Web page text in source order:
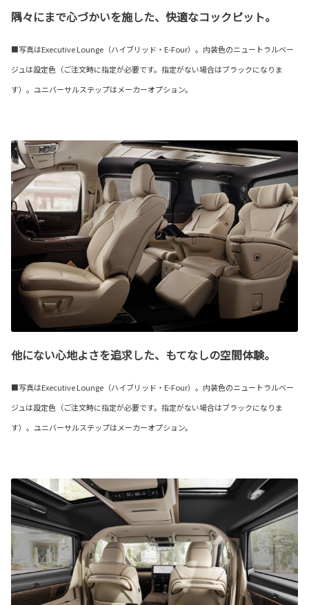
隅々にまで心づかいを施した、快適なコックピット。
■写真はExecutive Lounge（ハイブリッド・E-Four）。内装色のニュートラルベー
ジュは設定色（ご注文時に指定が必要です。指定がない場合はブラックになりま
す）。ユニバーサルステップはメーカーオプション。
他にない心地よさを追求した、もてなしの空間体験。
■写真はExecutive Lounge（ハイブリッド・E-Four）。内装色のニュートラルベー
ジュは設定色（ご注文時に指定が必要です。指定がない場合はブラックになりま
す）。ユニバーサルステップはメーカーオプション。